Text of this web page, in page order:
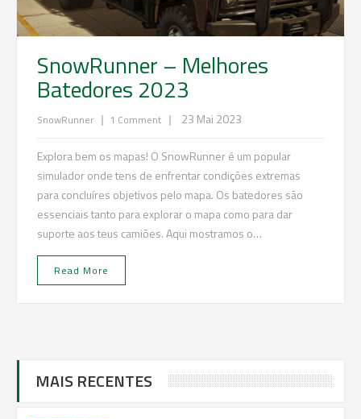
SnowRunner – Melhores
Batedores 2023
SnowRunner | 1 Comment | 23 Mai 2023
Explora bem os mapas! O SnowRunner é um popular
simulador onde tens de enfrentar condições extremas
para concluíres objetivos pelo mapa. Os batedores são
essenciais tanto para explorar o mapa como para dar
suporte aos teus camiões. Aqui mostramos o…
Read More
MAIS RECENTES